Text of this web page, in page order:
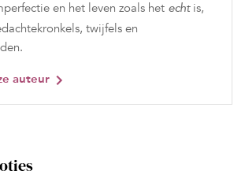
en het leven zoals het echtis,
twijfels en
auteur